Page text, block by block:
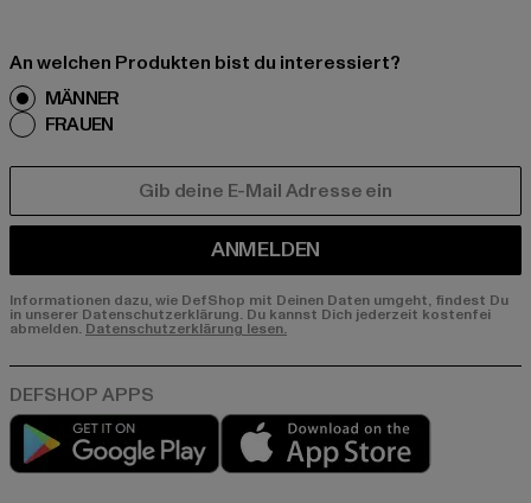
An welchen Produkten bist du interessiert?
MÄNNER
FRAUEN
ANMELDEN
Informationen dazu, wie DefShop mit Deinen Daten umgeht, findest Du
in unserer Datenschutzerklärung. Du kannst Dich jederzeit kostenfei
abmelden. Datenschutzerklärung lesen.
Play market